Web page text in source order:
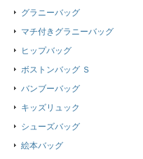
グラニーバッグ
マチ付きグラニーバッグ
ヒップバッグ
ボストンバッグ Ｓ
バンブーバッグ
キッズリュック
シューズバッグ
絵本バッグ